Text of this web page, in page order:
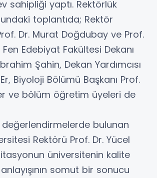
sahipliği yaptı. Rektörlük
toplantıda; Rektör
Dr. Murat Doğdubay ve Prof.
Fen Edebiyat Fakültesi Dekanı
Şahin, Dekan Yardımcısı
Biyoloji Bölümü Başkanı Prof.
ve bölüm öğretim üyeleri de
değerlendirmelerde bulunan
Rektörü Prof. Dr. Yücel
üniversitenin kalite
somut bir sonucu